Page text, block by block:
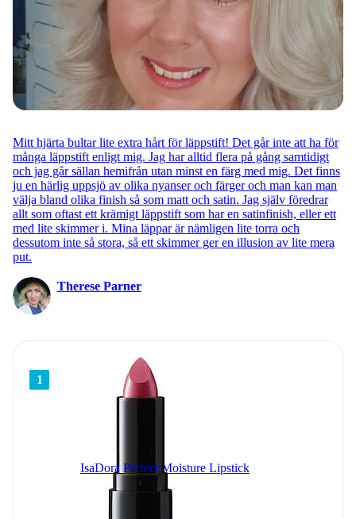
Mitt hjärta bultar lite extra hårt för läppstift! Det går inte att ha för
många läppstift enligt mig. Jag har alltid flera på gång samtidigt
och jag går sällan hemifrån utan minst en färg med mig. Det finns
ju en härlig uppsjö av olika nyanser och färger och man kan man
välja bland olika finish så som matt och satin. Jag själv föredrar
allt som oftast ett krämigt läppstift som har en satinfinish, eller ett
med lite skimmer i. Mina läppar är nämligen lite torra och
dessutom inte så stora, så ett skimmer ger en illusion av lite mera
put.
Therese Parner
1
IsaDora Perfect Moisture Lipstick